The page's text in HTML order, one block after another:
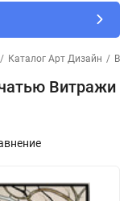
/ Каталог Арт Дизайн /
Витражи